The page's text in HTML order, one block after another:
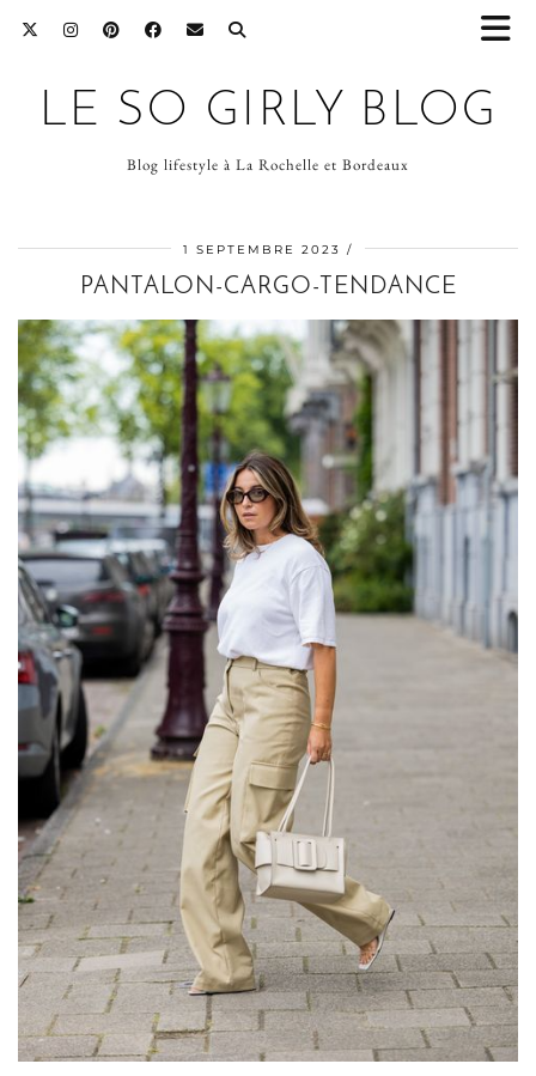
LE SO GIRLY BLOG
Blog lifestyle à La Rochelle et Bordeaux
1 SEPTEMBRE 2023
PANTALON-CARGO-TENDANCE